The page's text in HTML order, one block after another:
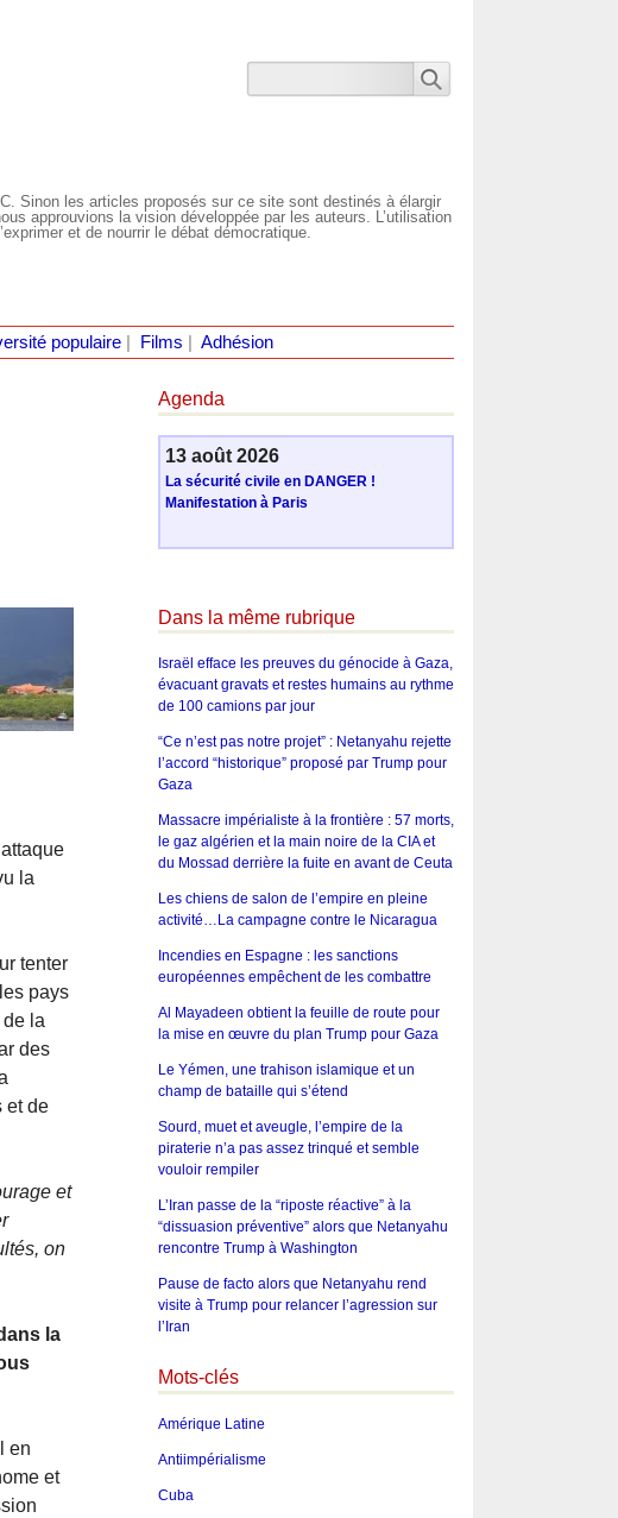
Sinon les articles proposés sur ce site sont destinés à élargir
approuvions la vision développée par les auteurs. L’utilisation
et de nourrir le débat démocratique.
populaire| Films Adhésion
la
tenter
pays
la
des
et de
et
on
la
en
et
Agenda
13 août 2026
La sécurité civile en DANGER !
Manifestation à Paris
Dans la même rubrique
Israël efface les preuves du génocide à Gaza,
évacuant gravats et restes humains au rythme
de 100 camions par jour
“Ce n’est pas notre projet” : Netanyahu rejette
l’accord “historique” proposé par Trump pour
Gaza
Massacre impérialiste à la frontière : 57 morts,
le gaz algérien et la main noire de la CIA et
du Mossad derrière la fuite en avant de Ceuta
Les chiens de salon de l’empire en pleine
activité…La campagne contre le Nicaragua
Incendies en Espagne : les sanctions
européennes empêchent de les combattre
Al Mayadeen obtient la feuille de route pour
la mise en œuvre du plan Trump pour Gaza
Le Yémen, une trahison islamique et un
champ de bataille qui s’étend
Sourd, muet et aveugle, l’empire de la
piraterie n’a pas assez trinqué et semble
vouloir rempiler
L’Iran passe de la “riposte réactive” à la
“dissuasion préventive” alors que Netanyahu
rencontre Trump à Washington
Pause de facto alors que Netanyahu rend
visite à Trump pour relancer l’agression sur
l’Iran
Mots-clés
Amérique Latine
Antiimpérialisme
Cuba